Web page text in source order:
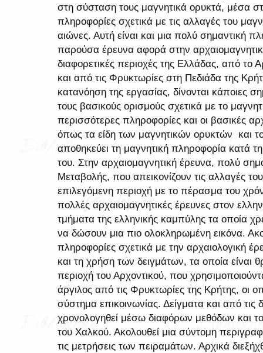
στη σύσταση τους μαγνητικά ορυκτά, μέσα
πληροφορίες σχετικά με τις αλλαγές του
αιώνες. Αυτή είναι και μια πολύ σημαντική
παρούσα έρευνα αφορά στην
διαφορετικές περιοχές της Ελλάδας, από το
και από τις Φρυκτωρίες στη Πεδιάδα της
κατανόηση της εργασίας, δίνονται κάποιες
τους βασικούς ορισμούς σχετικά με το
περισσότερες πληροφορίες και οι βασικές
όπως τα είδη των μαγνητικών ορυκτών και
αποθηκεύει τη μαγνητική πληροφορία κατά
του. Στην αρχαιομαγνητική έρευνα, πολύ
Μεταβολής, που απεικονίζουν τις αλλαγές
επιλεγόμενη περιοχή με το πέρασμα του
πολλές αρχαιομαγνητικές έρευνες στον
τμήματα της ελληνικής καμπύλης τα οποία
να δώσουν μια πιο ολοκληρωμένη εικόνα.
πληροφορίες σχετικά με την αρχαιολογική
και τη χρήση των δειγμάτων, τα οποία είναι
περιοχή του Αρχοντικού, που
άργιλος από τις Φρυκτωρίες της Κρήτης, οι
σύστημα επικοινωνίας. Δείγματα και από
χρονολογηθεί μέσω διαφόρων μεθόδων και
του Χαλκού. Ακολουθεί μια σύντομη
τις μετρήσεις των πειραμάτων. Αρχικά